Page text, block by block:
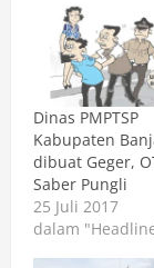
​Dinas PMPTSP
Kabupaten
dibuat Geger,
Saber Pungli
25 Juli 2017
dalam